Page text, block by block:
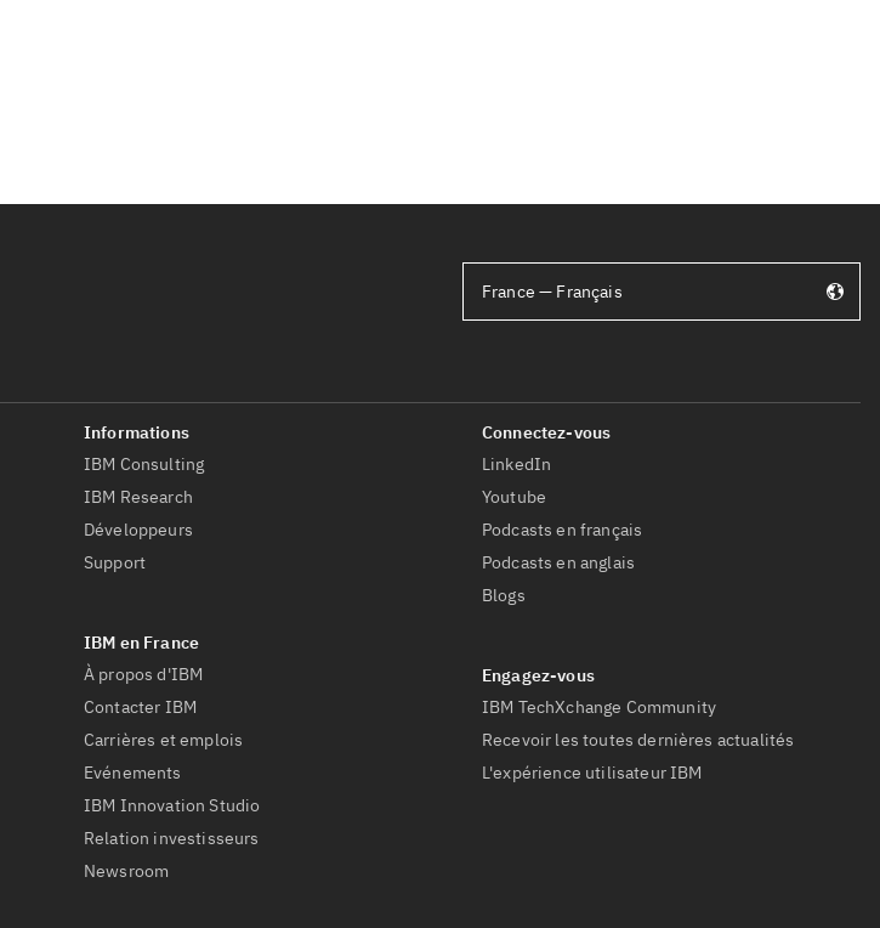
IBM Consulting
IBM Research
Développeurs
Support
À propos d'IBM
Contacter IBM
Carrières et emplois
Evénements
IBM Innovation Studio
Relation investisseurs
Newsroom
LinkedIn
Youtube
Podcasts en français
Podcasts en anglais
Blogs
IBM TechXchange Community
Recevoir les toutes dernières actualités
L'expérience utilisateur IBM
France — Français